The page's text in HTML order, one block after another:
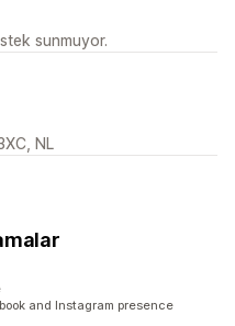
sunmuyor.
NL
and Instagram presence